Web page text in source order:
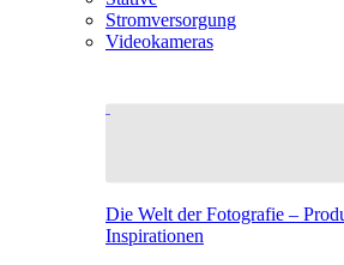
Stromversorgung
Videokameras
Die Welt der Fotografie –
Inspirationen